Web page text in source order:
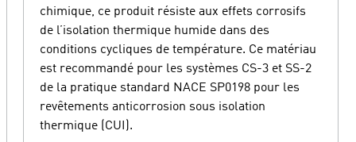
chimique, ce produit résiste aux effets corrosifs
de l’isolation thermique humide dans des
conditions cycliques de température. Ce matériau
est recommandé pour les systèmes CS-3 et SS-2
de la pratique standard NACE SP0198 pour les
revêtements anticorrosion sous isolation
thermique (CUI).